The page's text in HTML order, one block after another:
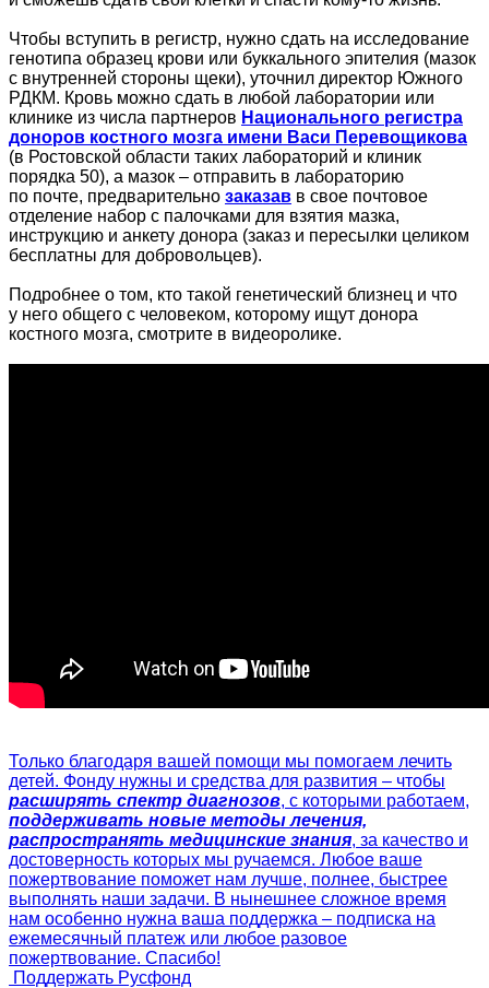
Чтобы вступить в регистр, нужно сдать на исследование
генотипа образец крови или буккального эпителия (мазок
с внутренней стороны щеки), уточнил директор Южного
РДКМ. Кровь можно сдать в любой лаборатории или
клинике из числа партнеров Национального регистра
доноров костного мозга имени Васи Перевощикова
(в Ростовской области таких лабораторий и клиник
порядка 50), а мазок – отправить в лабораторию
по почте, предварительно заказав в свое почтовое
отделение набор с палочками для взятия мазка,
инструкцию и анкету донора (заказ и пересылки целиком
бесплатны для добровольцев).
Подробнее о том, кто такой генетический близнец и что
у него общего с человеком, которому ищут донора
костного мозга, смотрите в видеоролике.
Только благодаря вашей помощи мы помогаем лечить
детей. Фонду нужны и средства для развития – чтобы
расширять спектр диагнозов, с которыми работаем,
поддерживать новые методы лечения,
распространять медицинские знания, за качество и
достоверность которых мы ручаемся. Любое ваше
пожертвование поможет нам лучше, полнее, быстрее
выполнять наши задачи. В нынешнее сложное время
нам особенно нужна ваша поддержка – подписка на
ежемесячный платеж или любое разовое
пожертвование. Спасибо!
Поддержать Русфонд